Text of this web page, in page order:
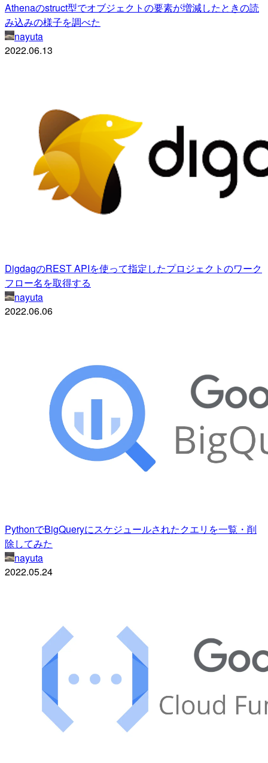
Athenaのstruct型でオブジェクトの要素が増減したときの読
み込みの様子を調べた
nayuta
2022.06.13
DigdagのREST APIを使って指定したプロジェクトのワーク
フロー名を取得する
nayuta
2022.06.06
PythonでBigQueryにスケジュールされたクエリを一覧・削
除してみた
nayuta
2022.05.24